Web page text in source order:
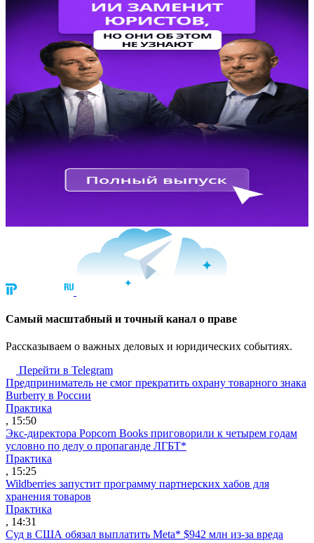
Cамый масштабный и точный канал о праве
Рассказываем о важных деловых и юридических событиях.
Перейти в Telegram
Предприниматель не смог прекратить охрану товарного знака
Burberry в России
Практика
, 15:50
Экс-директора Popcorn Books приговорили к четырем годам
условно по делу о пропаганде ЛГБТ*
Практика
, 15:25
Wildberries запустит программу партнерских хабов для
хранения товаров
Практика
, 14:31
Суд в США обязал выплатить Meta* $942 млн из-за вреда